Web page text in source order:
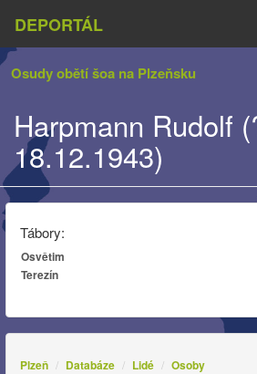
DEPORTÁL
Osudy obětí šoa na Plzeňsku
Harpmann Rudolf
18.12.1943)
Tábory:
Osvětim
Terezín
Plzeň Databáze Lidé Osoby